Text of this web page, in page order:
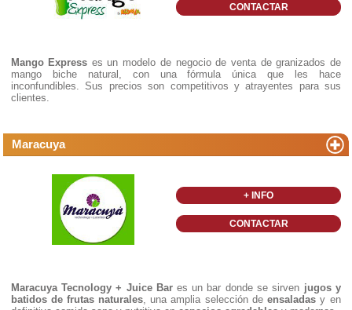
CONTACTAR
Mango Express es un modelo de negocio de venta de granizados de
mango biche natural, con una fórmula única que les hace
inconfundibles. Sus precios son competitivos y atrayentes para sus
clientes.
Maracuya
+ INFO
CONTACTAR
Maracuya Tecnology + Juice Bar es un bar donde se sirven jugos y
batidos de frutas naturales , una amplia selección de ensaladas y en